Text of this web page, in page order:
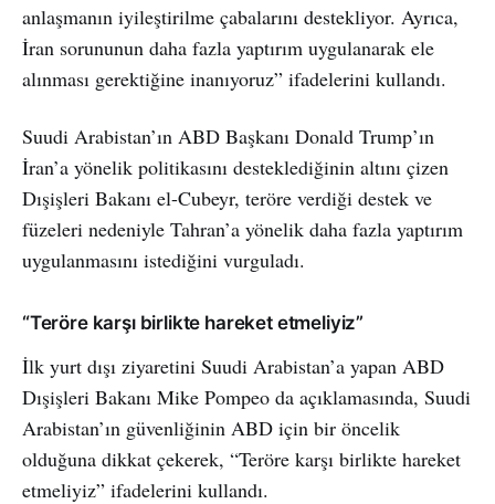
anlaşmanın iyileştirilme çabalarını destekliyor. Ayrıca,
İran sorununun daha fazla yaptırım uygulanarak ele
alınması gerektiğine inanıyoruz” ifadelerini kullandı.
Suudi Arabistan’ın ABD Başkanı Donald Trump’ın
İran’a yönelik politikasını desteklediğinin altını çizen
Dışişleri Bakanı el-Cubeyr, teröre verdiği destek ve
füzeleri nedeniyle Tahran’a yönelik daha fazla yaptırım
uygulanmasını istediğini vurguladı.
“Teröre karşı birlikte hareket etmeliyiz”
İlk yurt dışı ziyaretini Suudi Arabistan’a yapan ABD
Dışişleri Bakanı Mike Pompeo da açıklamasında, Suudi
Arabistan’ın güvenliğinin ABD için bir öncelik
olduğuna dikkat çekerek, “Teröre karşı birlikte hareket
etmeliyiz” ifadelerini kullandı.